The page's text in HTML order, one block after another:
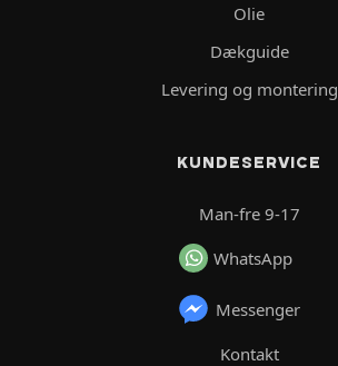
Olie
Dækguide
Levering og montering
KUNDESERVICE
Man-fre 9-17
WhatsApp
Messenger
Kontakt